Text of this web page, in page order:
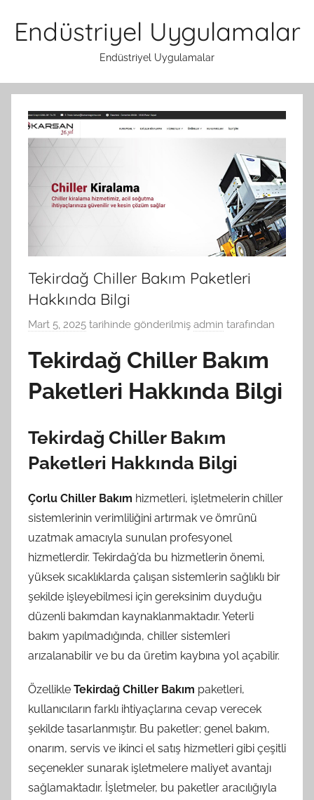
atlaEndüstriyel Uygulamalar
Endüstriyel Uygulamalar
Tekirdağ Chiller Bakım Paketleri
Hakkında Bilgi
Mart 5, 2025 tarihinde gönderilmiş admin tarafından
Tekirdağ Chiller Bakım
Paketleri Hakkında Bilgi
Tekirdağ Chiller Bakım
Paketleri Hakkında Bilgi
Çorlu Chiller Bakım hizmetleri, işletmelerin chiller
sistemlerinin verimliliğini artırmak ve ömrünü
uzatmak amacıyla sunulan profesyonel
hizmetlerdir. Tekirdağ’da bu hizmetlerin önemi,
yüksek sıcaklıklarda çalışan sistemlerin sağlıklı bir
şekilde işleyebilmesi için gereksinim duyduğu
düzenli bakımdan kaynaklanmaktadır. Yeterli
bakım yapılmadığında, chiller sistemleri
arızalanabilir ve bu da üretim kaybına yol açabilir.
Özellikle Tekirdağ Chiller Bakım paketleri,
kullanıcıların farklı ihtiyaçlarına cevap verecek
şekilde tasarlanmıştır. Bu paketler; genel bakım,
onarım, servis ve ikinci el satış hizmetleri gibi çeşitli
seçenekler sunarak işletmelere maliyet avantajı
sağlamaktadır. İşletmeler, bu paketler aracılığıyla